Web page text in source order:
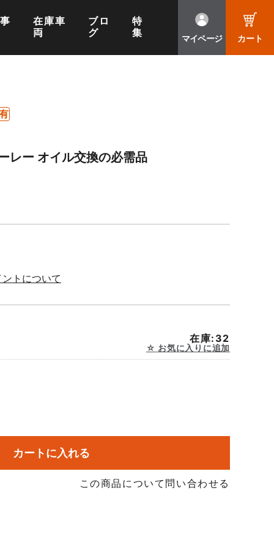
在庫車
両
ブロ
グ
特
集
マイページ カート
レー オイル交換の必需品
トについて
在庫:32
お気に入りに追加
カートに入れる
この商品について問い合わせる